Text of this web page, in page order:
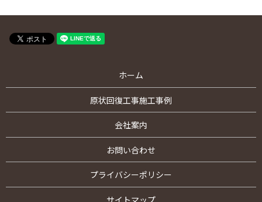
ホーム
原状回復工事施工事例
会社案内
お問い合わせ
プライバシーポリシー
サイトマップ